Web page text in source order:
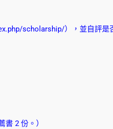
scholarship/），並自評是
2 份。）